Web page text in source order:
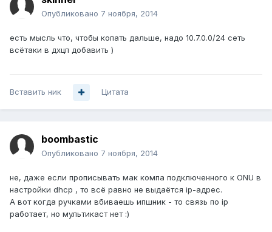
Опубликовано 7 ноября, 2014
есть мысль что, чтобы копать дальше, надо 10.7.0.0/24 сеть
всётаки в дхцп добавить )
Вставить ник Цитата
boombastic
Опубликовано 7 ноября, 2014
не, даже если прописывать мак компа подключенного к ONU в
настройки dhcp , то всё равно не выдаётся ip-адрес.
А вот когда ручками вбиваешь ипшник - то связь по ip
работает, но мультикаст нет :)